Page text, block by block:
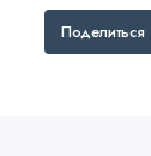
Поделиться